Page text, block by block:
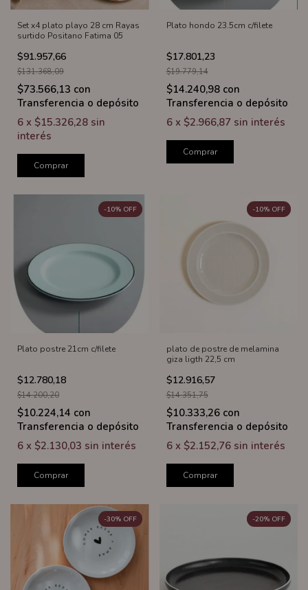
Set x4 plato playo 28 cm Rayas
surtido Positano Fatima 05
$91.957,66
$131.368,09
$73.566,13 con
Transferencia o depósito
6 x $15.326,28 sin
interés
Comprar
Plato hondo 23.5cm c/filete
$17.801,23
$19.779,14
$14.240,98 con
Transferencia o depósito
6 x $2.966,87 sin interés
Comprar
Plato postre 21cm c/filete
$12.780,18
-10% OFF
$14.200,20
$10.224,14 con
Transferencia o depósito
6 x $2.130,03 sin interés
Comprar
plato de postre de melamina
giza ligth 22,5 cm
$12.916,57
-10% OFF
$14.351,75
$10.333,26 con
Transferencia o depósito
6 x $2.152,76 sin interés
Comprar
-30% OFF -20% OFF